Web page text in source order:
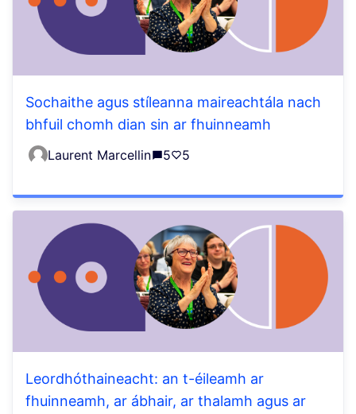
Sochaithe agus stíleanna maireachtála nach
bhfuil chomh dian sin ar fhuinneamh
Laurent Marcellin 5 5
Leordhóthaineacht: an t-éileamh ar
fhuinneamh, ar ábhair, ar thalamh agus ar